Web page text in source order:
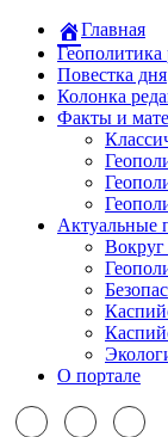
Главная
Геополитика
Повестка дня
Колонка
Факты и
Актуальные
О портале